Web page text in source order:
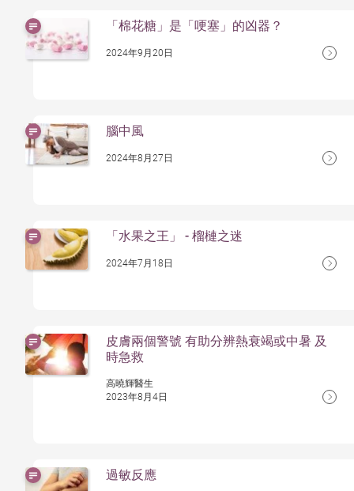
「棉花糖」是「哽塞」的凶器？
2024年9月20日
腦中風
2024年8月27日
「水果之王」 - 榴槤之迷
2024年7月18日
皮膚兩個警號 有助分辨熱衰竭或中暑 及
時急救
高曉輝醫生
2023年8月4日
過敏反應